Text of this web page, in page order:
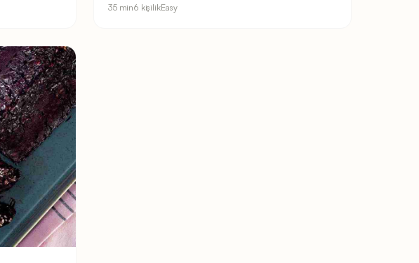
35 min6 kişilikEasy